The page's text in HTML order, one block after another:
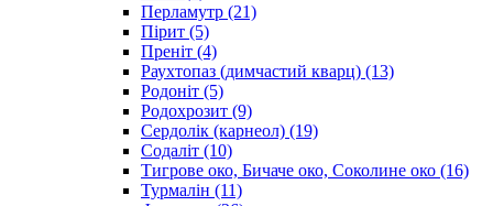
Перламутр (21)
Пірит (5)
Преніт (4)
Раухтопаз (димчастий кварц) (13)
Родоніт (5)
Родохрозит (9)
Сердолік (карнеол) (19)
Содаліт (10)
Тигрове око, Бичаче око, Соколине око (16)
Турмалін (11)